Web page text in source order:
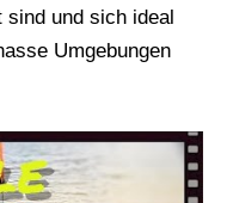
sind und sich ideal
Umgebungen